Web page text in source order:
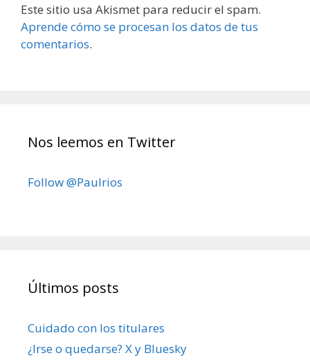
Este sitio usa Akismet para reducir el spam.
Aprende cómo se procesan los datos de tus
comentarios.
Nos leemos en Twitter
Follow @Paulrios
Últimos posts
Cuidado con los titulares
¿Irse o quedarse? X y Bluesky